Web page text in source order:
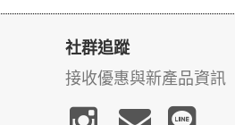
社群追蹤
接收優惠與新產品資訊